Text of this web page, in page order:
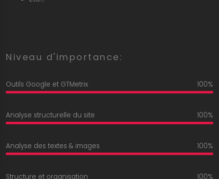
Niveau d'importance:
Outils Google et GTMetrix 100%
Analyse structurelle du site 100%
Analyse des textes & images 100%
Structure et organisation 100%